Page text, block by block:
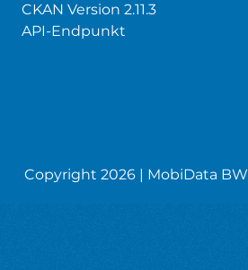
CKAN Version 2.11.3
API-Endpunkt
Copyright 2026 | MobiData BW